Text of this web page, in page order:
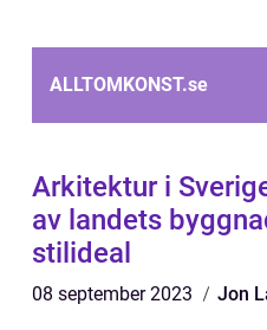
ALLTOMKONST.se
Arkitektur i
av landets
stilideal
08 september 2023 Jon